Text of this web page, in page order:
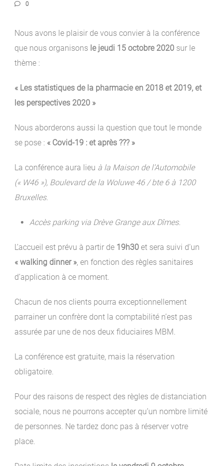
0
Nous avons le plaisir de vous convier à la conférence
que nous organisons le jeudi 15 octobre 2020 sur le
thème :
« Les statistiques de la pharmacie en 2018 et 2019, et
les perspectives 2020 »
Nous aborderons aussi la question que tout le monde
se pose : « Covid-19 : et après ??? »
La conférence aura lieu à la Maison de l’Automobile
(« W46 »), Boulevard de la Woluwe 46 / bte 6 à 1200
Bruxelles.
Accès parking via Drève Grange aux Dîmes.
L’accueil est prévu à partir de 19h30 et sera suivi d’un
« walking dinner », en fonction des règles sanitaires
d’application à ce moment.
Chacun de nos clients pourra exceptionnellement
parrainer un confrère dont la comptabilité n’est pas
assurée par une de nos deux fiduciaires MBM.
La conférence est gratuite, mais la réservation
obligatoire.
Pour des raisons de respect des règles de distanciation
sociale, nous ne pourrons accepter qu’un nombre limité
de personnes. Ne tardez donc pas à réserver votre
place.